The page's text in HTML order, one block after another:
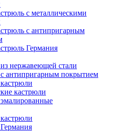
с металлическими
с антипригарным
Германия
нержавеющей стали
антипригарным покрытием
кастрюли